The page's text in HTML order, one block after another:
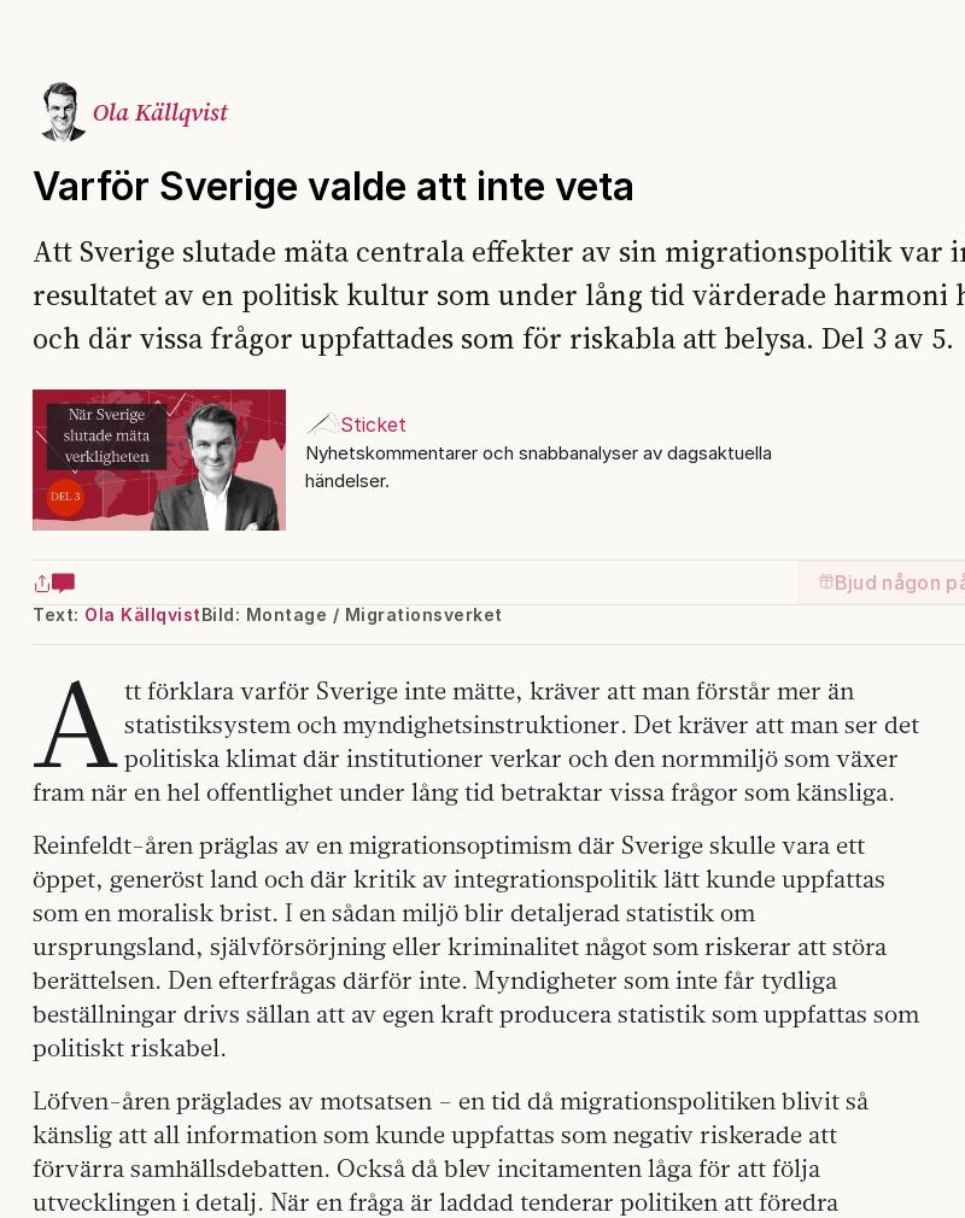
Ola Källqvist
Varför Sverige valde att inte veta
Att Sverige slutade mäta centrala effekter av sin migrationspolitik var
resultatet av en politisk kultur som under lång tid värderade harmoni
och där vissa frågor uppfattades som för riskabla att belysa. Del 3 av 5.
Sticket
Nyhetskommentarer och snabbanalyser av dagsaktuella
händelser.
Bjud någon
Text: Ola KällqvistBild: Montage / Migrationsverket
A tt förklara varför Sverige inte mätte, kräver att man förstår mer än
statistiksystem och myndighetsinstruktioner. Det kräver att man ser det
politiska klimat där institutioner verkar och den normmiljö som växer
fram när en hel offentlighet under lång tid betraktar vissa frågor som känsliga.
Reinfeldt-åren präglas av en migrationsoptimism där Sverige skulle vara ett
öppet, generöst land och där kritik av integrationspolitik lätt kunde uppfattas
som en moralisk brist. I en sådan miljö blir detaljerad statistik om
ursprungsland, självförsörjning eller kriminalitet något som riskerar att störa
berättelsen. Den efterfrågas därför inte. Myndigheter som inte får tydliga
beställningar drivs sällan att av egen kraft producera statistik som uppfattas som
politiskt riskabel.
Löfven-åren präglades av motsatsen – en tid då migrationspolitiken blivit så
känslig att all information som kunde uppfattas som negativ riskerade att
förvärra samhällsdebatten. Också då blev incitamenten låga för att följa
utvecklingen i detalj. När en fråga är laddad tenderar politiken att föredra